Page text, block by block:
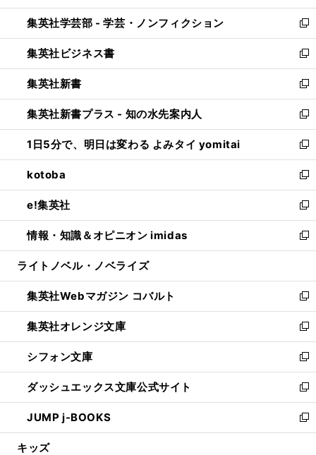
開
く
ウ
で
開
く
ン
ド
ウ
で
開
く
ウ
ィ
ン
ド
ウ
で
開
く
集英社学芸部 - 学芸・ノンフィクション
新
し
い
ウ
ィ
ン
ド
ウ
で
開
く
集英社ビジネス書
新
し
い
ウ
ィ
ン
ド
ウ
で
開
く
集英社新書
新
し
い
ウ
ィ
ン
ド
ウ
で
開
く
集英社新書プラス - 知の水先案内人
新
し
い
ウ
ィ
ン
ド
ウ
で
開
1日5分で、明日は変わる よみタイ yomitai
新
し
い
ウ
ィ
ン
ド
ウ
開
く
kotoba
新
し
い
ウ
ィ
ン
ウ
で
開
く
e!集英社
新
し
い
ウ
ン
ド
ウ
で
開
く
情報・知識＆オピニオン imidas
新
し
ウ
ィ
ン
ド
ウ
で
開
く
ライトノベル・ノベライズ
集英社Webマガジン コバルト
新
し
い
ウ
ィ
ン
ド
ウ
で
開
集英社オレンジ文庫
新
し
い
ウ
ィ
ン
ド
ウ
シフォン文庫
新
し
い
ウ
ィ
ン
ダッシュエックス文庫公式サイト
新
し
い
ウ
JUMP j-BOOKS
新
し
キッズ